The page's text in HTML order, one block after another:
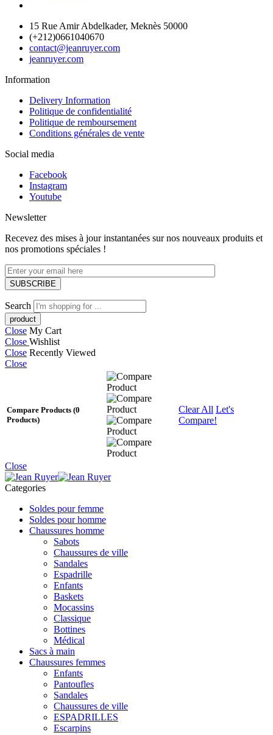
15 Rue Amir Abdelkader, Meknès 50000
(+212)0661040670
contact@jeanruyer.com
jeanruyer.com
Information
Delivery Information
Politique de confidentialité
Politique de remboursement
Conditions générales de vente
Social media
Facebook
Instagram
Youtube
Newsletter
Recevez des mises à jour instantanées sur nos nouveaux produits et
nos promotions spéciales !
Search
Close My Cart
Close Wishlist
Close Recently Viewed
Close
Compare Products (0
Products)
Clear All Let's
Compare!
Close
Categories
Soldes pour femme
Soldes pour homme
Chaussures homme
Sabots
Chaussures de ville
Sandales
Espadrille
Enfants
Baskets
Mocassins
Classique
Bottines
Médical
Sacs à main
Chaussures femmes
Enfants
Pantoufles
Sandales
Chaussures de ville
ESPADRILLES
Escarpins